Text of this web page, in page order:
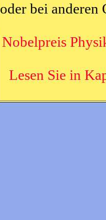
oder bei
Nobelpreis
Lesen Sie in